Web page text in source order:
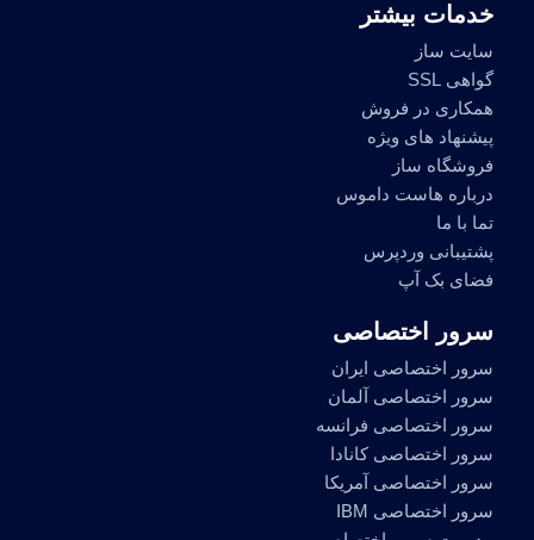
خدمات بیشتر
سایت ساز
گواهی SSL
همکاری در فروش
پیشنهاد های ویژه
فروشگاه ساز
درباره هاست داموس
تما با ما
پشتیبانی وردپرس
فضای بک آپ
سرور اختصاصی
سرور اختصاصی ایران
سرور اختصاصی آلمان
سرور اختصاصی فرانسه
سرور اختصاصی کانادا
سرور اختصاصی آمریکا
سرور اختصاصی IBM